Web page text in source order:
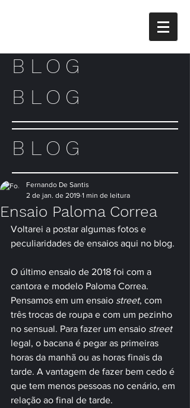
BLOG
BLOG
BLOG
Ensaio Paloma Correa
Fernando De Santis
2 de jan. de 2019 1 min de leitura
Voltarei a postar algumas fotos e
peculiaridades de ensaios aqui no blog.
O último ensaio de 2018 foi com a
cantora e modelo Paloma Correa.
Pensamos em um ensaio street, com
três trocas de roupa e com um pezinho
no sensual. Para fazer um ensaio street
legal, o bacana é pegar as primeiras
horas da manhã ou as horas finais da
tarde. A vantagem de fazer bem cedo é
que tem menos pessoas no cenário, em
relação ao final de tarde.